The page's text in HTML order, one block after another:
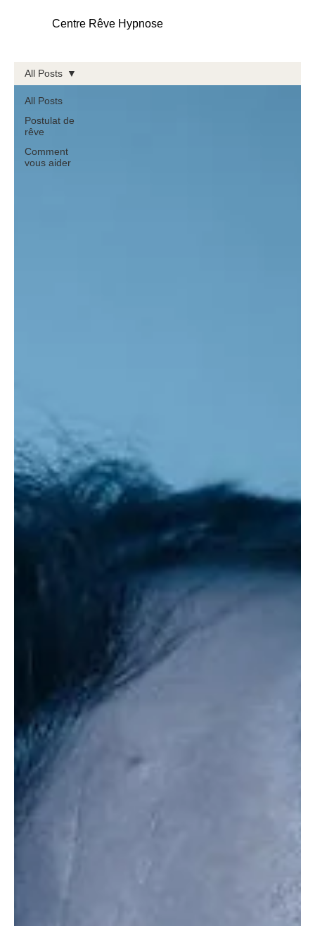
Centre Rêve Hypnose
All Posts
Postulat de
rêve
Comment
vous aider
All Posts